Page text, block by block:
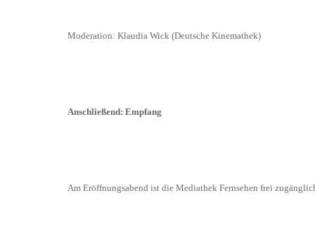
Moderation: Klaudia Wick (Deutsche Kinemathek)
Anschließend: Empfang
Am Eröffnungsabend ist die Mediathek Fernsehen frei